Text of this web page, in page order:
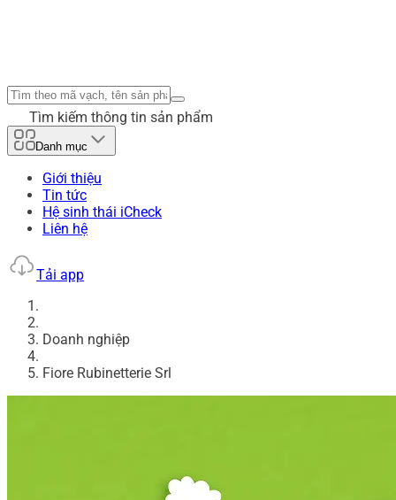
Tìm kiếm thông tin sản phẩm
Danh mục
Giới thiệu
Tin tức
Hệ sinh thái iCheck
Liên hệ
Tải app
Doanh nghiệp
Fiore Rubinetterie Srl